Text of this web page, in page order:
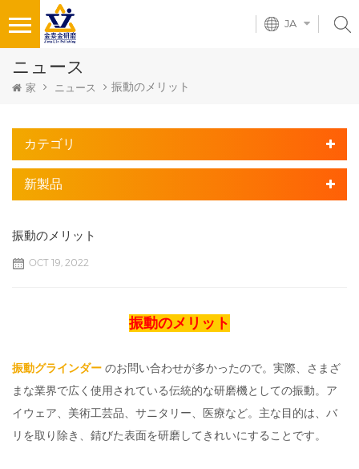
JA
ニュース
家 ニュース 振動のメリット
カテゴリ
新製品
振動のメリット
OCT 19, 2022
振動のメリット
振動グラインダー のお問い合わせが多かったので。実際、さまざ
まな業界で広く使用されている伝統的な研磨機としての振動。ア
イウェア、美術工芸品、サニタリー、医療など。主な目的は、バ
リを取り除き、錆びた表面を研磨してきれいにすることです。